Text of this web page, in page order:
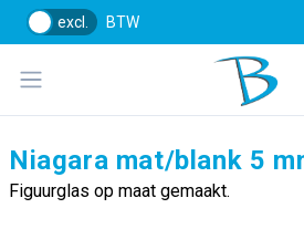
excl. BTW
Open menu
Bol
Niagara mat/blank 5
Figuurglas op maat gemaakt.